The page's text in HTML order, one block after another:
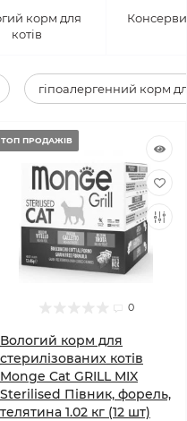
корм для
котів
Консерви
гіпоалергенний корм
ТОП ПРОДАЖІВ
0
Вологий корм для
стерилізованих котів
Monge Cat GRILL MIX
Sterilised Півник, форель,
телятина 1.02 кг (12 шт)